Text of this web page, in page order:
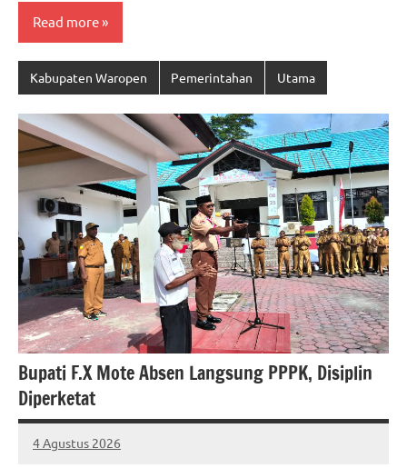
Read more
Kabupaten Waropen Pemerintahan Utama
Bupati F.X Mote Absen Langsung PPPK, Disiplin
Diperketat
4 Agustus 2026
MEPAGO
No